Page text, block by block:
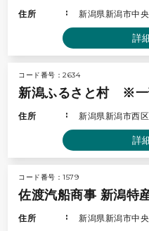
住所 新潟県新潟市中
詳
コード番号：2634
新潟ふるさと村 ※一
住所 新潟県新潟市西
詳
コード番号：1579
佐渡汽船商事 新潟特
住所 新潟県新潟市中